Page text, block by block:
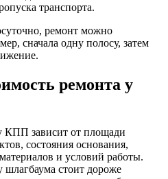
транспорта.
ремонт можно
сначала одну полосу, затем
ремонта у
КПП зависит от площади
состояния основания,
и условий работы.
шлагбаума стоит дороже